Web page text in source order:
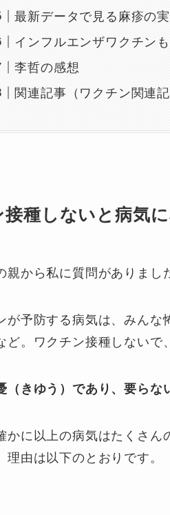
最新データで見る麻疹の
インフルエンザワクチン
李哲の感想
関連記事（ワクチン関連記
接種しないと病気
親から私に質問がありまし
が予防する病気は、みん
ど。ワクチン接種しないで
（きゆう）であり、要らな
かに以上の病気はたくさ
理由は以下のとおりです。